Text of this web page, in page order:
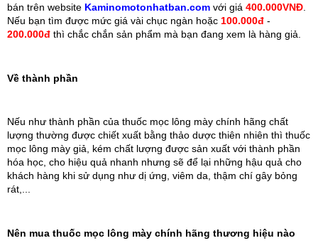
bán trên website Kaminomotonhatban.com với giá 400.000VNĐ
Nếu bạn tìm được mức giá vài chục ngàn hoặc 100.000đ
200.000đ thì chắc chắn sản phẩm mà bạn đang xem là hàng giả.
Về thành phần
Nếu như thành phần của thuốc mọc lông mày chính hãng chất
lượng thường được chiết xuất bằng thảo dược thiên nhiên thì thuốc
mọc lông mày giả, kém chất lượng được sản xuất với thành phần
hóa học, cho hiệu quả nhanh nhưng sẽ để lại những hậu quả cho
khách hàng khi sử dụng như dị ứng, viêm da, thậm chí gây bỏng
rát,...
Nên mua thuốc mọc lông mày chính hãng thương hiệu nào